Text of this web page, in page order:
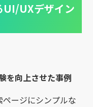
UI/UXデザイン
を向上させた事例
ージにシンプルな